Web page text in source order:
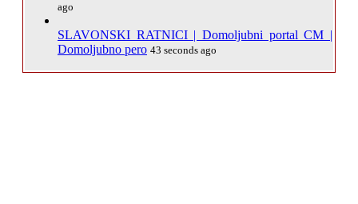
ago
SLAVONSKI RATNICI | Domoljubni portal CM |
Domoljubno pero 43 seconds ago